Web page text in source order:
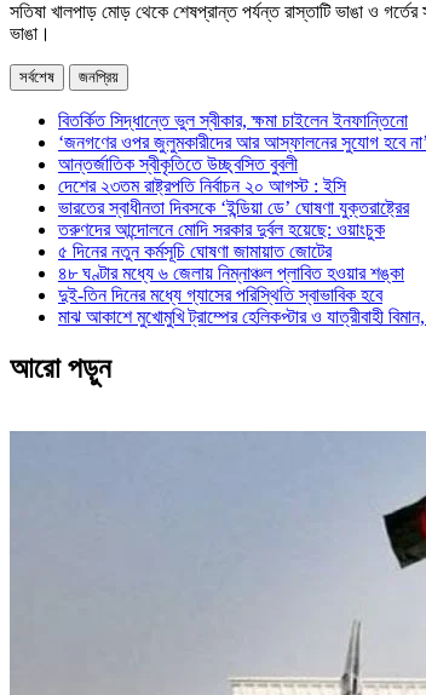
সতিষা খালপাড় মোড় থেকে শেষপ্রান্ত পর্যন্ত রাস্তাটি ভাঙা ও
ভাঙা।
সর্বশেষ জনপ্রিয়
বিতর্কিত সিদ্ধান্তে ভুল স্বীকার, ক্ষমা চাইলেন ইনফান্তিনো
‘জনগণের ওপর জুলুমকারীদের আর আস্ফালনের সুযোগ হবে না’
আন্তর্জাতিক স্বীকৃতিতে উচ্ছ্বসিত বুবলী
দেশের ২৩তম রাষ্ট্রপতি নির্বাচন ২০ আগস্ট : ইসি
ভারতের স্বাধীনতা দিবসকে ‘ইন্ডিয়া ডে’ ঘোষণা যুক্তরাষ্ট্রের
তরুণদের আন্দোলনে মোদি সরকার দুর্বল হয়েছে: ওয়াংচুক
৫ দিনের নতুন কর্মসূচি ঘোষণা জামায়াত জোটের
৪৮ ঘণ্টার মধ্যে ৬ জেলায় নিম্নাঞ্চল প্লাবিত হওয়ার শঙ্কা
দুই-তিন দিনের মধ্যে গ্যাসের পরিস্থিতি স্বাভাবিক হবে
মাঝ আকাশে মুখোমুখি ট্রাম্পের হেলিকপ্টার ও যাত্রীবাহী
আরো পড়ুন